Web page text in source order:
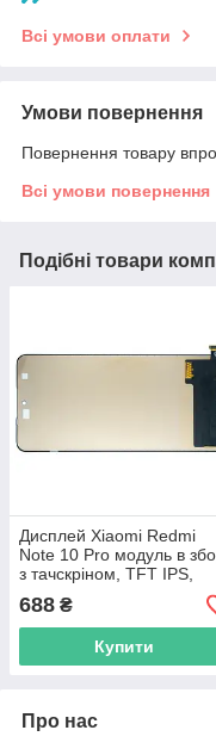
Всі умови оплати
Умови повернення
Повернення товару
Всі умови повернення
Подібні товари
Дисплей Xiaomi Redmi
Note 10 Pro модуль в
з тачскріном, TFT IPS,
чорний
688 ₴
Купити
Про нас